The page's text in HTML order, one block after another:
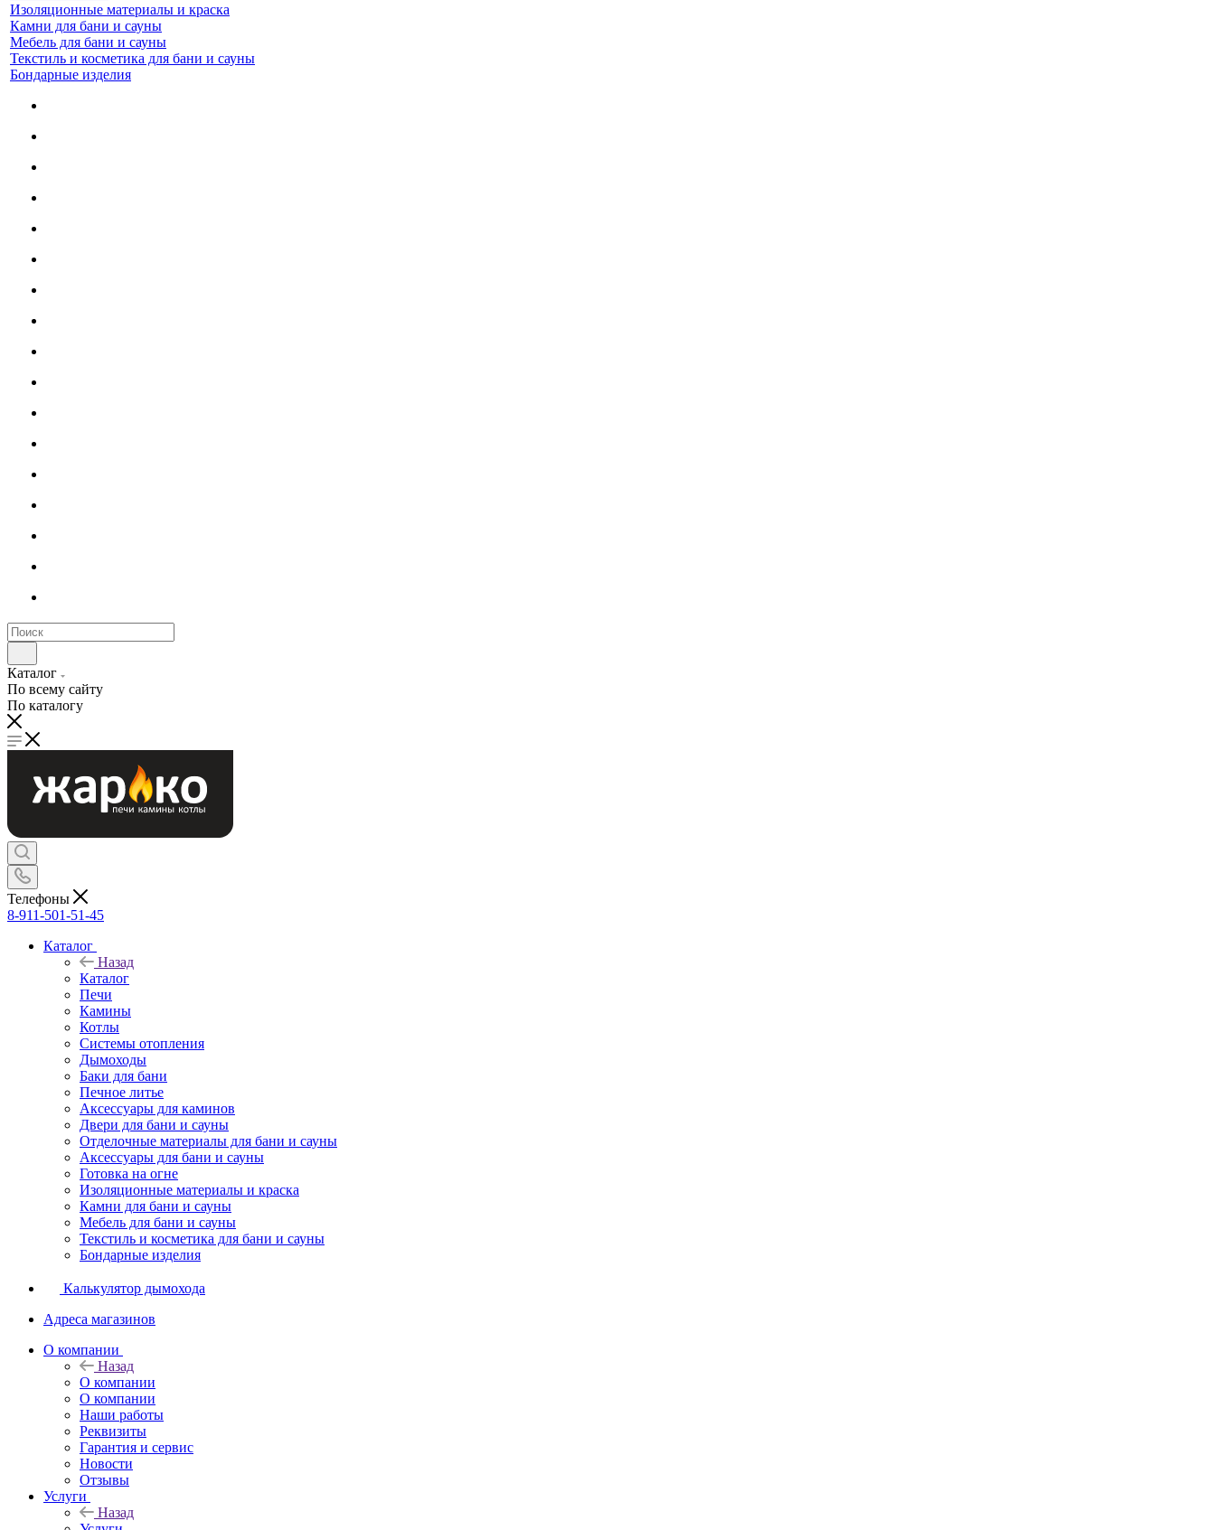
Изоляционные материалы и краска
Камни для бани и сауны
Мебель для бани и сауны
Текстиль и косметика для бани и сауны
Бондарные изделия
Каталог
По всему сайту
По каталогу
Телефоны
8-911-501-51-45
Каталог
Назад
Каталог
Печи
Камины
Котлы
Системы отопления
Дымоходы
Баки для бани
Печное литье
Аксессуары для каминов
Двери для бани и сауны
Отделочные материалы для бани и сауны
Аксессуары для бани и сауны
Готовка на огне
Изоляционные материалы и краска
Камни для бани и сауны
Мебель для бани и сауны
Текстиль и косметика для бани и сауны
Бондарные изделия
Калькулятор дымохода
Адреса магазинов
O компании
Назад
O компании
О компании
Наши работы
Реквизиты
Гарантия и сервис
Новости
Отзывы
Услуги
Назад